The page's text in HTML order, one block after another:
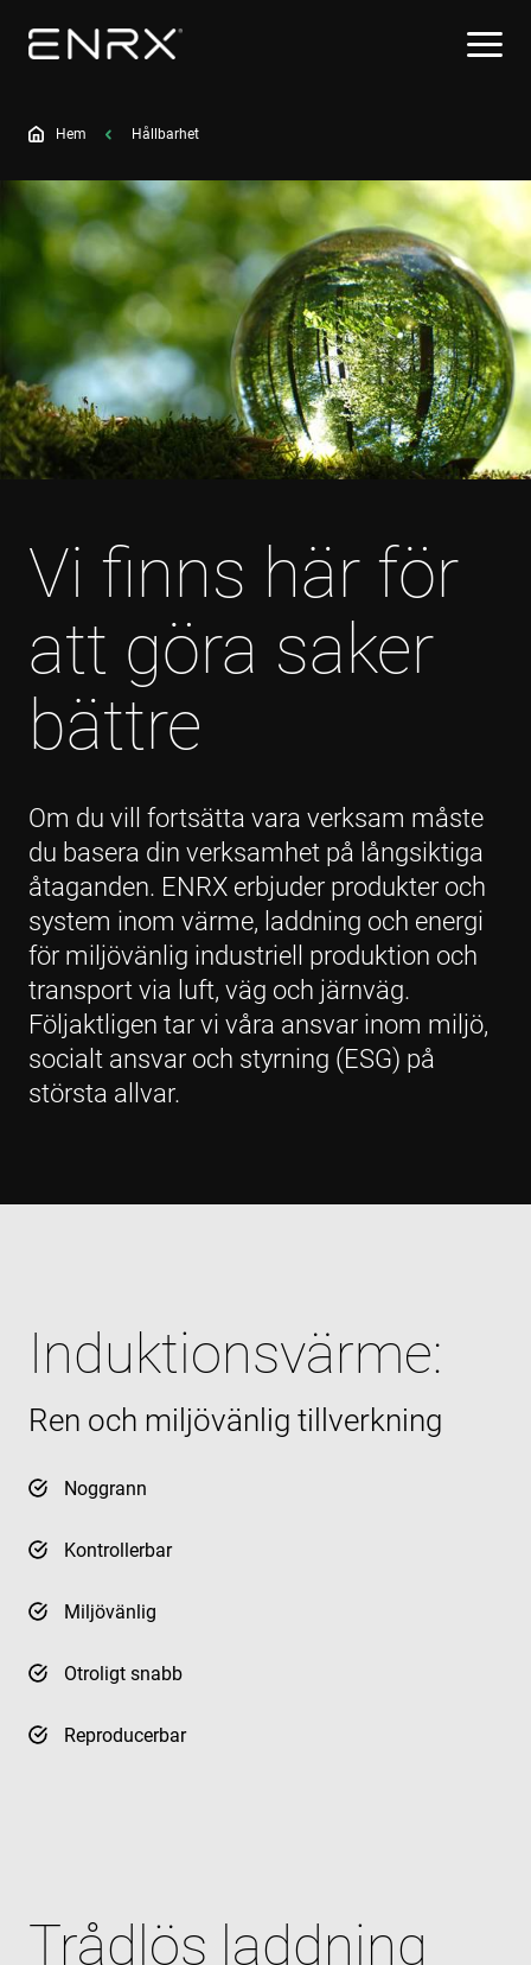
Hem Hållbarhet
Vi finns här för
att göra saker
bättre
Om du vill fortsätta vara verksam måste
du basera din verksamhet på långsiktiga
åtaganden. ENRX erbjuder produkter och
system inom värme, laddning och energi
för miljövänlig industriell produktion och
transport via luft, väg och järnväg.
Följaktligen tar vi våra ansvar inom miljö,
socialt ansvar och styrning (ESG) på
största allvar.
Induktionsvärme:
Ren och miljövänlig tillverkning
Noggrann
Kontrollerbar
Miljövänlig
Otroligt snabb
Reproducerbar
Trådlös laddning